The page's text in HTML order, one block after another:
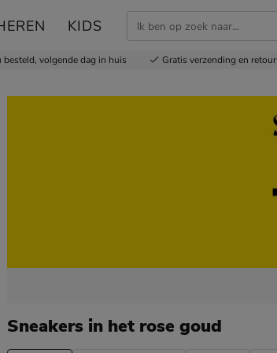
KIDS
besteld, volgende dag in huis Gratis verzending en retour
Sneakers in het rose goud